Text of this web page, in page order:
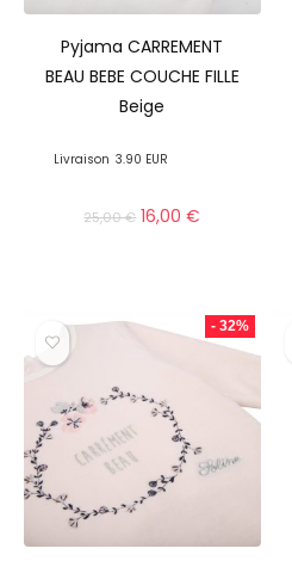
Pyjama CARREMENT
BEAU BEBE COUCHE FILLE
Beige
Livraison 3.90 EUR
25,00€ 16,00€
- 32%